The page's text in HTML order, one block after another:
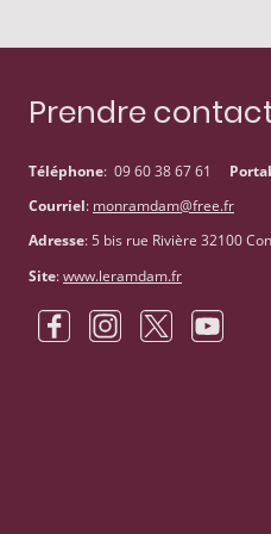
Prendre
Téléphone: 09 60 38 67 61
Courriel: monramdam@free.fr
Adresse: 5 bis rue Rivière 32100
Site:www.leramdam.fr